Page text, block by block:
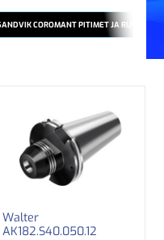
COROMANT PITIMET JA RUNGOT
Walter
AK182.S40.050.12